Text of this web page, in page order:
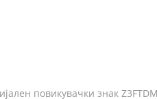
повикувачки знак